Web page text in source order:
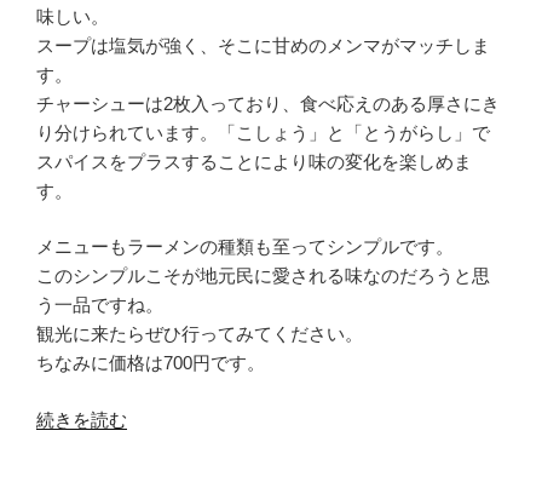
味しい。
スープは塩気が強く、そこに甘めのメンマがマッチしま
す。
チャーシューは2枚入っており、食べ応えのある厚さにき
り分けられています。「こしょう」と「とうがらし」で
スパイスをプラスすることにより味の変化を楽しめま
す。
メニューもラーメンの種類も至ってシンプルです。
このシンプルこそが地元民に愛される味なのだろうと思
う一品ですね。
観光に来たらぜひ行ってみてください。
ちなみに価格は700円です。
“ス
続きを読む